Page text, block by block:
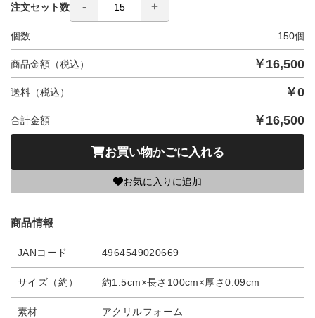
注文セット数
個数 150個
商品金額（税込） ￥ 16,500
送料（税込） ￥0
合計金額 ￥ 16,500
お買い物かごに入れる
お気に入りに追加
商品情報
JANコード 4964549020669
サイズ（約） 約1.5cm×長さ100cm×厚さ0.09cm
素材 アクリルフォーム